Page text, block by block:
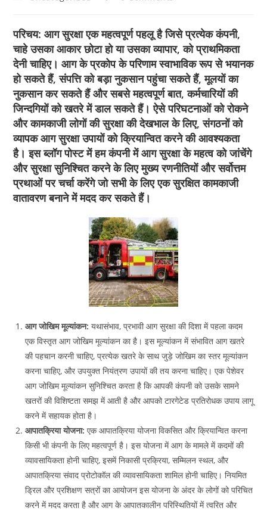
परिचय: आग सुरक्षा एक महत्वपूर्ण पहलू है जिसे प्रत्येक कंपनी,
चाहे उसका आकार छोटा हो या उसका व्यापार, को प्राथमिकता
देनी चाहिए। आग के प्रकोप के परिणाम स्वाभाविक रूप से भयानक
हो सकते हैं, संपत्ति को बड़ा नुकसान पहुंचा सकते हैं, मूलयों का
नुकसान कर सकते हैं और सबसे महत्वपूर्ण बात, कर्मचारियों की
जिन्दगियों को खतरे में डाल सकते हैं। ऐसे परिघटनाओं को रोकने
और कामकाजी लोगों की सुरक्षा की देखभाल के लिए, संगठनों को
व्यापक आग सुरक्षा उपायों को क्रियान्वित करने की आवश्यकता
है। इस ब्लॉग पोस्ट में हम कंपनी में आग सुरक्षा के महत्व को जांचेंगे
और सुरक्षा सुनिश्चित करने के लिए मुख्य रणनीतियों और सर्वोत्तम
प्रथाओं पर चर्चा करेंगे जो सभी के लिए एक सुरक्षित कामकाजी
वातावरण बनाने में मदद कर सकते हैं।
आग जोखिम मूल्यांकन: यथासंभाव, प्रभावी आग सुरक्षा की दिशा में पहला कदम
एक विस्तृत आग जोखिम मूल्यांकन का है। इस मूल्यांकन में संभावित आग खतरे
की पहचान करनी चाहिए, प्रत्येक खतरे के साथ जुड़े जोखिम का स्तर मूल्यांकन
करना चाहिए, और उपयुक्त नियंत्रण उपायों की तय करना चाहिए। एक पेशेवर
आग जोखिम मूल्यांकन सुनिश्चित करता है कि आपकी कंपनी को उसके सामने
खतरों की विशिष्टता समझ में आती है और आपको टारगेटेड प्रतिरोधक उपाय लागू
करने में सहायक होता है।
आपातक्रिया योजना: एक आपातक्रिया योजना विकसित और क्रियान्वित करना
किसी भी कंपनी के लिए महत्वपूर्ण है। इस योजना में आग के मामले में कदमों की
व्यावसायिकता होनी चाहिए, इसमें निकासी प्रक्रिया, सम्मिलन स्थल, और
आपातक्रिया संवाद प्रोटोकॉल की व्यावसायिकता शामिल होनी चाहिए। नियमित
ड्रिल और प्रशिक्षण सत्रों का आयोजन इस योजना के अंदर के लोगों को परिचित
करने में मदद करता है और आग के आपातकालीन परिस्थितियों में त्वरित और